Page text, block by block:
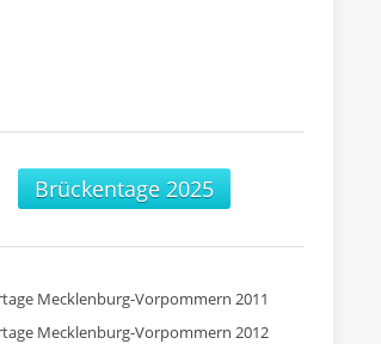
Brückentage 2025
Mecklenburg-Vorpommern 2011
Mecklenburg-Vorpommern 2012